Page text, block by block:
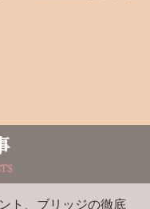
ト、ブリッジの徹底